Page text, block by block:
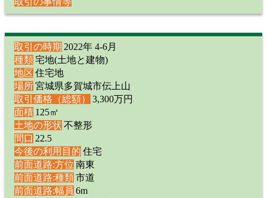
取引の時期 2022年 4-6月
種類 宅地(土地と建物)
地区 住宅地
場所宮城県多賀城市伝上山
取引価格（総額）
3,300万円
面積 125㎡
土地の形状 不整形
間口 22.5
今後の利用目的 住宅
前面道路:方位 南東
前面道路:種類 市道
前面道路:幅員 6m